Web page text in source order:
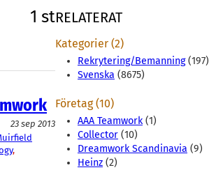
1 st
23 sep 2013
RELATERAT
Kategorier (2)
Rekrytering/Bemanning(197)
Svenska (8675)
Företag (10)
AAA Teamwork(1)
Collector (10)
Dreamwork Scandinavia (9)
Heinz (2)